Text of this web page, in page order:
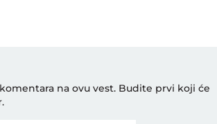
na ovu vest. Budite prvi koji će